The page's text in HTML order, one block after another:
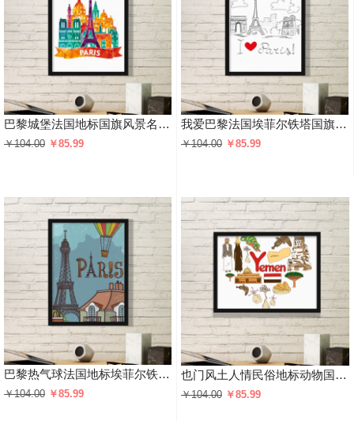
巴黎城堡法国地标国旗风景名胜人文风俗插画图案 黑色简约装饰画家居装饰画框礼品礼物
￥104.00 ￥85.99
我爱巴黎法国埃菲尔铁塔国旗风景名胜人文风俗插画图案 黑色简约装饰画家居装饰画框礼品礼物
￥104.00 ￥85.99
巴黎热气球法国地标埃菲尔铁塔国旗风景名胜人文风俗插画图案 黑色简约装饰画家居装饰画框礼品礼物
￥104.00 ￥85.99
也门风土人情民俗地标动物国旗居民饮食插画图案 黑色简约装饰画家居装饰画框礼品礼物
￥104.00 ￥85.99